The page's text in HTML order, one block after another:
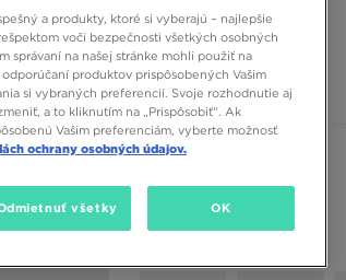
34,00 €
Dostupné farby
Zelená
a produkty, ktoré si vyberajú – najlepšie
voči bezpečnosti všetkých osobných
správaní na našej stránke mohli použiť na
produktov prispôsobených Vašim
si vybraných preferencií. Svoje rozhodnutie aj
a to kliknutím na „Prispôsobiť”. Ak
Vašim preferenciám, vyberte možnosť
ochrany osobných údajov.
všetky OK